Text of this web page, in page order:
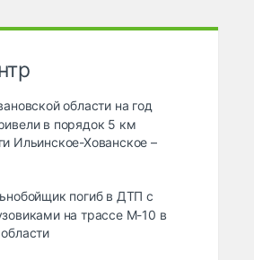
области на год
в порядок 5 км
Ильинское-Хованское –
погиб в ДТП с
на трассе М-10 в